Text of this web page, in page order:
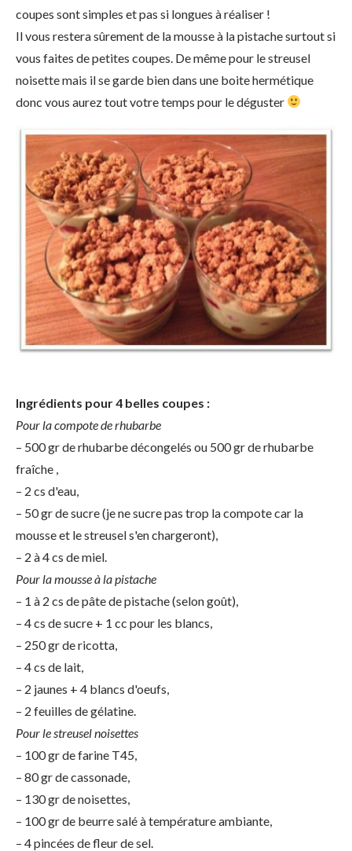
coupes sont simples et pas si longues à réaliser !
Il vous restera sûrement de la mousse à la pistache surtout si
vous faites de petites coupes. De même pour le streusel
noisette mais il se garde bien dans une boite hermétique
donc vous aurez tout votre temps pour le déguster
Ingrédients pour 4 belles coupes :
Pour la compote de rhubarbe
– 500 gr de rhubarbe décongelés ou 500 gr de rhubarbe
fraîche ,
– 2 cs d'eau,
– 50 gr de sucre (je ne sucre pas trop la compote car la
mousse et le streusel s'en chargeront),
– 2 à 4 cs de miel.
Pour la mousse à la pistache
– 1 à 2 cs de pâte de pistache (selon goût),
– 4 cs de sucre + 1 cc pour les blancs,
– 250 gr de ricotta,
– 4 cs de lait,
– 2 jaunes + 4 blancs d'oeufs,
– 2 feuilles de gélatine.
Pour le streusel noisettes
– 100 gr de farine T45,
– 80 gr de cassonade,
– 130 gr de noisettes,
– 100 gr de beurre salé à température ambiante,
– 4 pincées de fleur de sel.